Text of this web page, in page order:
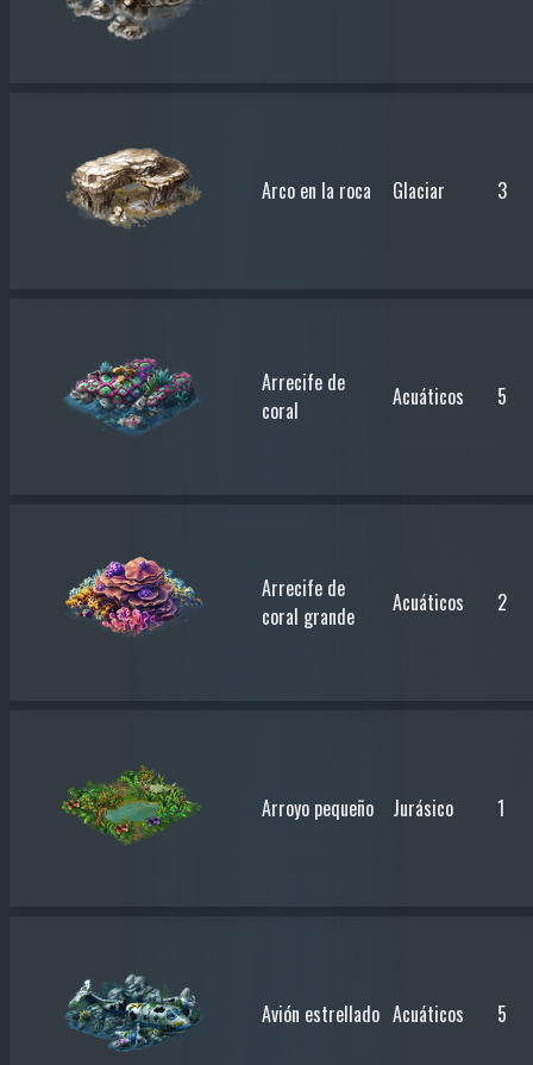
Arco en la roca Glaciar 3
Arrecife de
coral
Acuáticos 5
Arrecife de
coral grande
Acuáticos 2
Arroyo pequeño Jurásico 1
Avión estrellado Acuáticos 5